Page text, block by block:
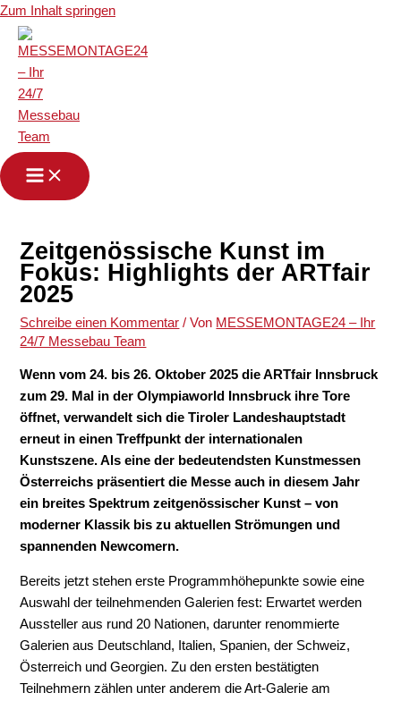
Zum Inhalt springen
Zeitgenössische Kunst im
Fokus: Highlights der ARTfair
2025
Schreibe einen Kommentar / Von MESSEMONTAGE24 – Ihr
24/7 Messebau Team
Wenn vom 24. bis 26. Oktober 2025 die ARTfair Innsbruck
zum 29. Mal in der Olympiaworld Innsbruck ihre Tore
öffnet, verwandelt sich die Tiroler Landeshauptstadt
erneut in einen Treffpunkt der internationalen
Kunstszene. Als eine der bedeutendsten Kunstmessen
Österreichs präsentiert die Messe auch in diesem Jahr
ein breites Spektrum zeitgenössischer Kunst – von
moderner Klassik bis zu aktuellen Strömungen und
spannenden Newcomern.
Bereits jetzt stehen erste Programmhöhepunkte sowie eine
Auswahl der teilnehmenden Galerien fest: Erwartet werden
Aussteller aus rund 20 Nationen, darunter renommierte
Galerien aus Deutschland, Italien, Spanien, der Schweiz,
Österreich und Georgien. Zu den ersten bestätigten
Teilnehmern zählen unter anderem die Art-Galerie am